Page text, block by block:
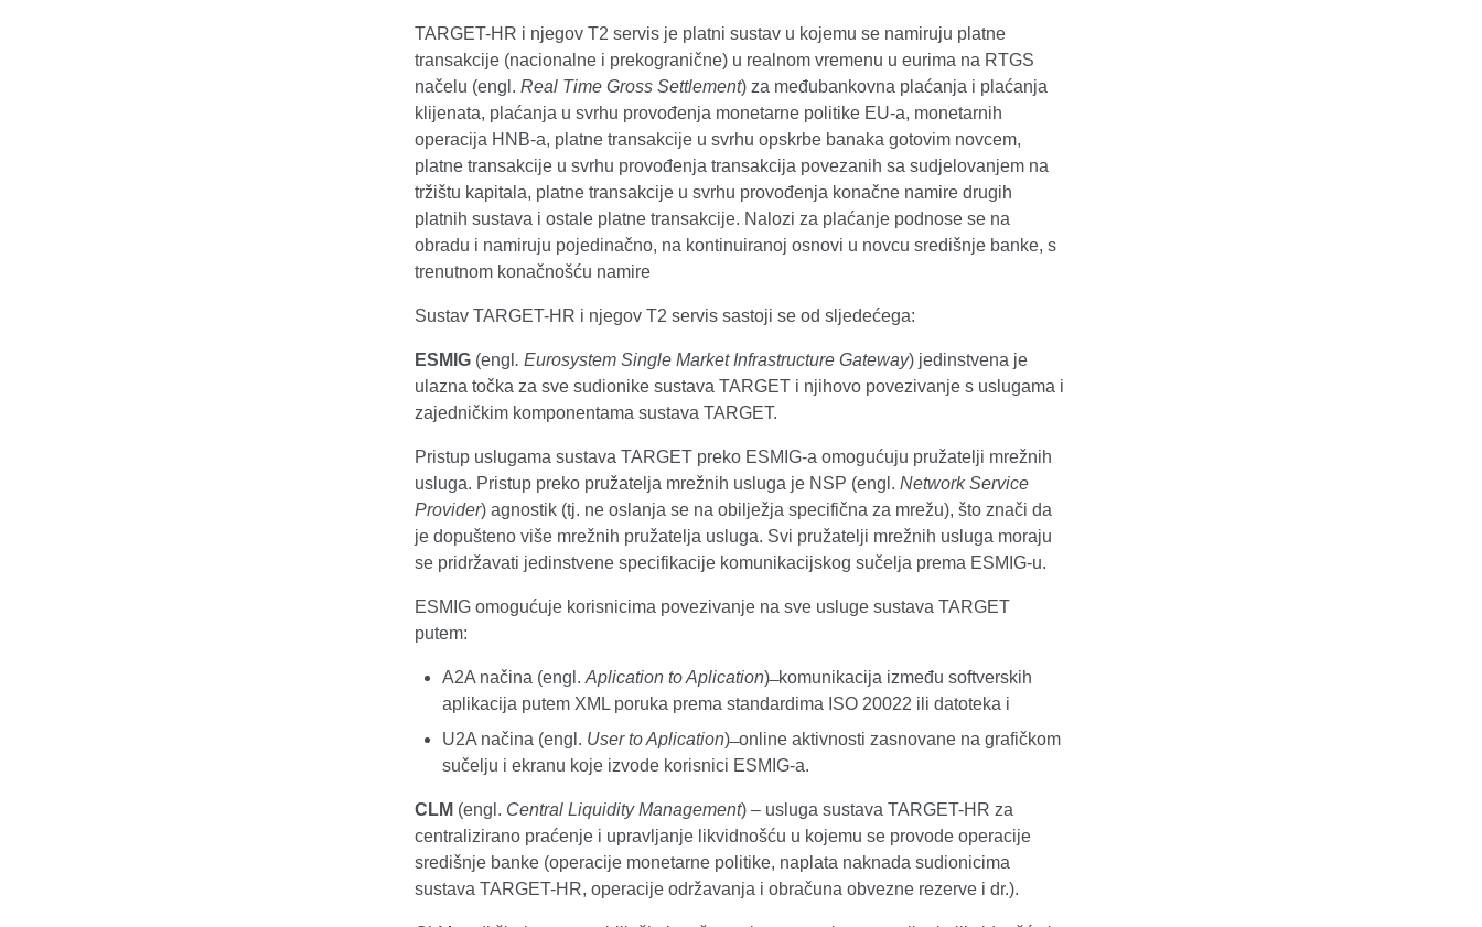
TARGET-HR i njegov T2 servis je platni sustav u kojemu se namiruju platne
transakcije (nacionalne i prekogranične) u realnom vremenu u eurima na RTGS
načelu (engl. Real Time Gross Settlement) za međubankovna plaćanja i plaćanja
klijenata, plaćanja u svrhu provođenja monetarne politike EU-a, monetarnih
operacija HNB-a, platne transakcije u svrhu opskrbe banaka gotovim novcem,
platne transakcije u svrhu provođenja transakcija povezanih sa sudjelovanjem na
tržištu kapitala, platne transakcije u svrhu provođenja konačne namire drugih
platnih sustava i ostale platne transakcije. Nalozi za plaćanje podnose se na
obradu i namiruju pojedinačno, na kontinuiranoj osnovi u novcu središnje banke, s
trenutnom konačnošću namire
Sustav TARGET-HR i njegov T2 servis sastoji se od sljedećega:
ESMIG (engl . Eurosystem Single Market Infrastructure Gateway) jedinstvena je
ulazna točka za sve sudionike sustava TARGET i njihovo povezivanje s uslugama i
zajedničkim komponentama sustava TARGET.
Pristup uslugama sustava TARGET preko ESMIG-a omogućuju pružatelji mrežnih
usluga. Pristup preko pružatelja mrežnih usluga je NSP (engl. Network Service
Provider) agnostik (tj. ne oslanja se na obilježja specifična za mrežu), što znači da
je dopušteno više mrežnih pružatelja usluga. Svi pružatelji mrežnih usluga moraju
se pridržavati jedinstvene specifikacije komunikacijskog sučelja prema ESMIG-u.
ESMIG omogućuje korisnicima povezivanje na sve usluge sustava TARGET
putem:
A2A načina (engl. Aplication to Aplication) ̶ komunikacija između softverskih
aplikacija putem XML poruka prema standardima ISO 20022 ili datoteka i
U2A načina (engl. User to Aplication) ̶ online aktivnosti zasnovane na grafičkom
sučelju i ekranu koje izvode korisnici ESMIG-a.
CLM (engl. Central Liquidity Management) – usluga sustava TARGET-HR za
centralizirano praćenje i upravljanje likvidnošću u kojemu se provode operacije
središnje banke (operacije monetarne politike, naplata naknada sudionicima
sustava TARGET-HR, operacije održavanja i obračuna obvezne rezerve i dr.).